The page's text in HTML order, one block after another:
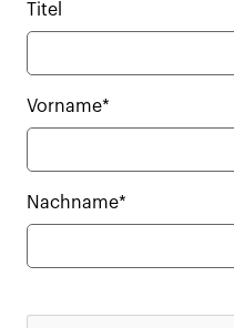
Titel
Vorname*
Nachname*